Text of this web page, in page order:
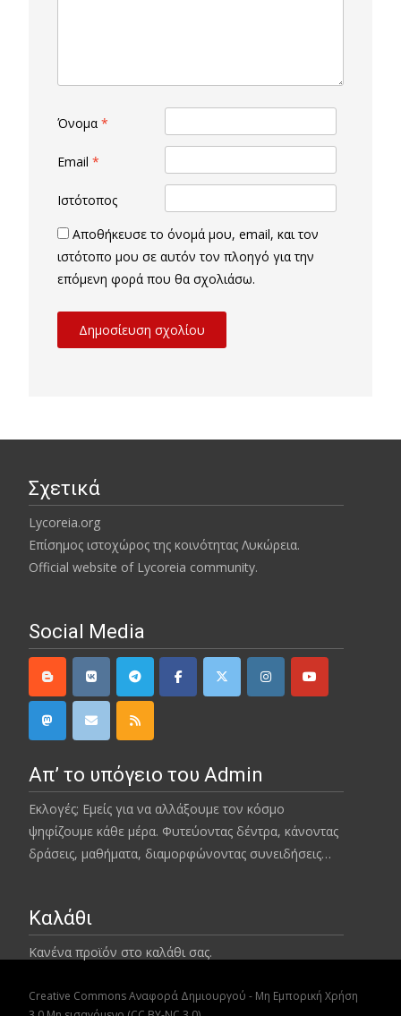
Όνομα *
Email *
Ιστότοπος
Αποθήκευσε το όνομά μου, email, και τον
ιστότοπο μου σε αυτόν τον πλοηγό για την
επόμενη φορά που θα σχολιάσω.
Σχετικά
Lycoreia.org
Επίσημος ιστοχώρος της κοινότητας Λυκώρεια.
Official website of Lycoreia community.
Social Media
Απ’ το υπόγειο του Admin
Εκλογές; Εμείς για να αλλάξουμε τον κόσμο
ψηφίζουμε κάθε μέρα. Φυτεύοντας δέντρα, κάνοντας
δράσεις, μαθήματα, διαμορφώνοντας συνειδήσεις…
Καλάθι
Κανένα προϊόν στο καλάθι σας.
Creative Commons Αναφορά Δημιουργού - Μη Εμπορική Χρήση